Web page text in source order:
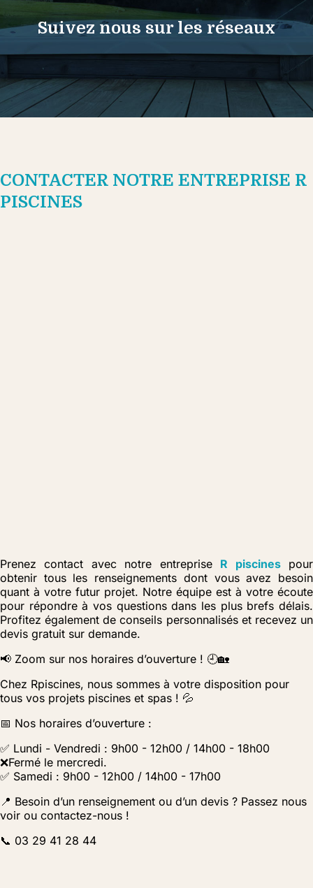
Suivez nous sur les réseaux
CONTACTER NOTRE ENTREPRISE R
PISCINES
Prenez contact avec notre entreprise R piscinespour
obtenir tous les renseignements dont vous avez besoin
quant à votre futur projet. Notre équipe est à votre écoute
pour répondre à vos questions dans les plus brefs délais.
Profitez également de conseils personnalisés et recevez un
devis gratuit sur demande.
📢 Zoom sur nos horaires d’ouverture ! 🕘🏡
Chez Rpiscines, nous sommes à votre disposition pour
tous vos projets piscines et spas ! 💦
📅 Nos horaires d’ouverture :
✅ Lundi - Vendredi : 9h00 - 12h00 / 14h00 - 18h00
❌Fermé le mercredi.
✅ Samedi : 9h00 - 12h00 / 14h00 - 17h00
📍 Besoin d’un renseignement ou d’un devis ? Passez nous
voir ou contactez-nous !
📞 03 29 41 28 44